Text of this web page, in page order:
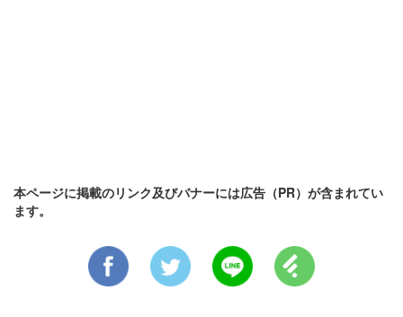
本ページに掲載のリンク及びバナーには広告（PR）が含まれてい
ます。